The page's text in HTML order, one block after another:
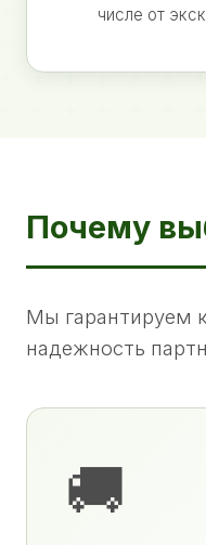
числе от
Почему
Мы гарантируем
надежность
🚚